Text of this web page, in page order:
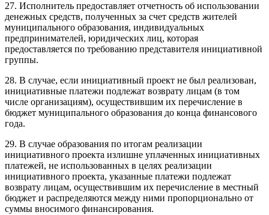
27. Исполнитель предоставляет отчетность об использовании
денежных средств, полученных за счет средств жителей
муниципального образования, индивидуальных
предпринимателей, юридических лиц, которая
предоставляется по требованию представителя инициативной
группы.
28. В случае, если инициативный проект не был реализован,
инициативные платежи подлежат возврату лицам (в том
числе организациям), осуществившим их перечисление в
бюджет муниципального образования до конца финансового
года.
29. В случае образования по итогам реализации
инициативного проекта излишне уплаченных инициативных
платежей, не использованных в целях реализации
инициативного проекта, указанные платежи подлежат
возврату лицам, осуществившим их перечисление в местный
бюджет и распределяются между ними пропорционально от
суммы вносимого финансирования.